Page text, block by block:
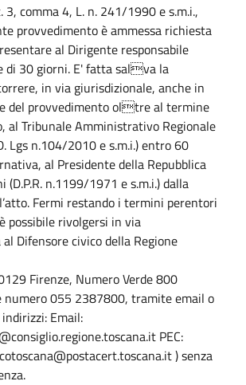
3, comma 4, L. n. 241/1990 e s.m.i.,
provvedimento è ammessa richiesta
al Dirigente responsabile
di 30 giorni. E' fatta salva la
in via giurisdizionale, anche in
del provvedimento oltre al termine
al Tribunale Amministrativo Regionale
Lgs n.104/2010 e s.m.i.) entro 60
al Presidente della Repubblica
n.1199/1971 e s.m.i.) dalla
Fermi restando i termini perentori
possibile rivolgersi in via
Difensore civico della Regione
Firenze, Numero Verde 800
numero 055 2387800, tramite email o
Email:
PEC:
) senza